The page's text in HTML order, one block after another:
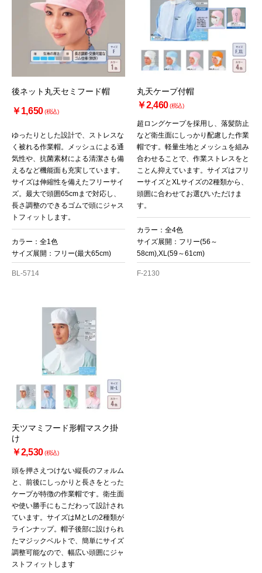
後ネット丸天セミフード帽
￥1,650(税込)
ゆったりとした設計で、ストレスな
く被れる作業帽。メッシュによる通
気性や、抗菌素材による清潔さも備
えるなど機能面も充実しています。
サイズは伸縮性を備えたフリーサイ
ズ。最大で頭囲65cmまで対応し、
長さ調整のできるゴムで頭にジャス
トフィットします。
カラー：全1色
サイズ展開：フリー(最大65cm)
BL-5714
丸天ケープ付帽
￥2,460(税込)
超ロングケープを採用し、落髪防止
など衛生面にしっかり配慮した作業
帽です。軽量生地とメッシュを組み
合わせることで、作業ストレスをと
ことん抑えています。サイズはフリ
ーサイズとXLサイズの2種類から、
頭囲に合わせてお選びいただけま
す。
カラー：全4色
サイズ展開：フリー(56～
58cm),XL(59～61cm)
F-2130
天ツマミフード形帽マスク掛
け
￥2,530(税込)
頭を押さえつけない縦長のフォルム
と、前後にしっかりと長さをとった
ケープが特徴の作業帽です。衛生面
や使い勝手にもこだわって設計され
ています。サイズはMとLの2種類が
ラインナップ。帽子後部に設けられ
たマジックベルトで、簡単にサイズ
調整可能なので、幅広い頭囲にジャ
ストフィットします